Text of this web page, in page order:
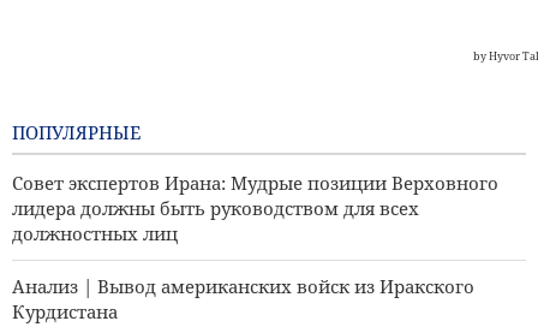
ПОПУЛЯРНЫЕ
Совет экспертов Ирана: Мудрые позиции Верховного
лидера должны быть руководством для всех
должностных лиц
Анализ | Вывод американских войск из Иракского
Курдистана